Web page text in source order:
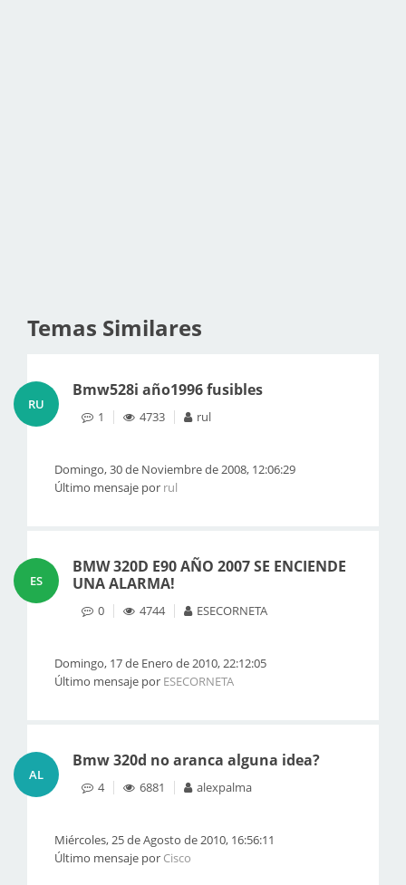
Temas Similares
RU
Bmw528i año1996 fusibles
1 4733 rul
Domingo, 30 de Noviembre de 2008, 12:06:29
Último mensaje por rul
ES
BMW 320D E90 AÑO 2007 SE ENCIENDE
UNA ALARMA!
0 4744 ESECORNETA
Domingo, 17 de Enero de 2010, 22:12:05
Último mensaje por ESECORNETA
AL
Bmw 320d no aranca alguna idea?
4 6881 alexpalma
Miércoles, 25 de Agosto de 2010, 16:56:11
Último mensaje por Cisco